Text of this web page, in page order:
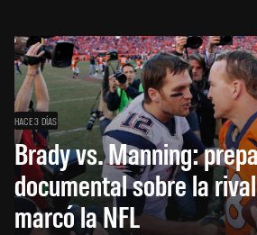
HACE 3 DÍAS
Brady vs. Manning:
documental sobre la
marcó la NFL